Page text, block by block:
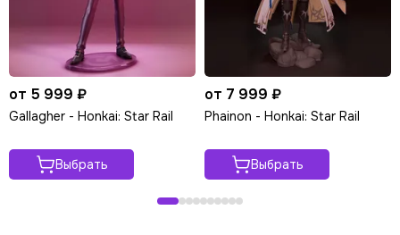
от 5 999 ₽
Gallagher - Honkai: Star Rail
Выбрать
от 7 999 ₽
Phainon - Honkai: Star Rail
Выбрать